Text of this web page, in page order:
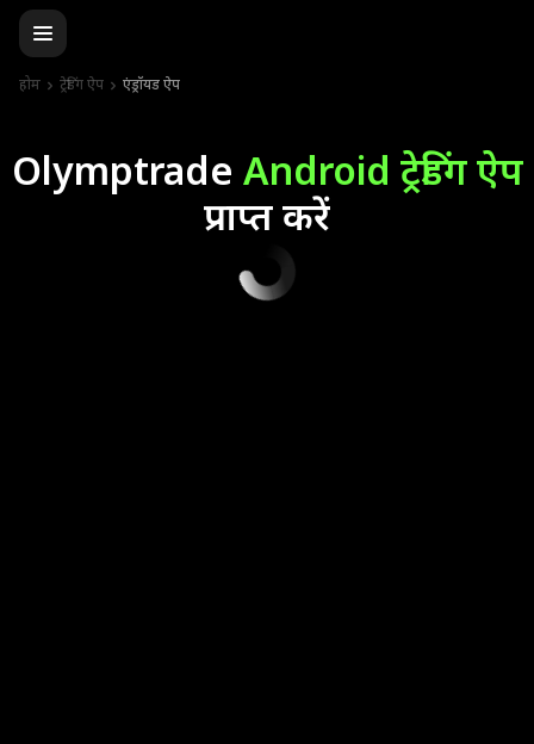
होम ट्रेडिंग ऐप एंड्रॉयड ऐप
Olymptrade Android ट्रेडिंग ऐप
प्राप्त करें